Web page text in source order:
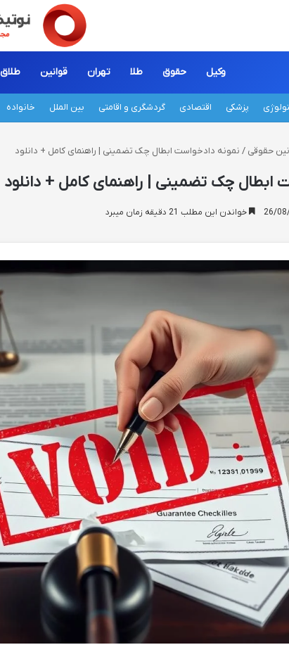
وکیل حقوق طلا تهران قوانین طلاق
پزشکی اقتصادی گردشگری و اقامتی بین الملل خانواده
حقوقی / نمونه دادخواست ابطال چک تضمینی | راهنمای کامل + دانلود
ابطال چک تضمینی | راهنمای کامل + دانلود
خواندن این مطلب 21 دقیقه زمان میبرد